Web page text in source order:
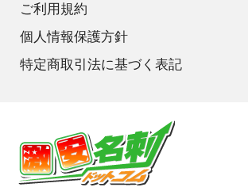
ご利用規約
個人情報保護方針
特定商取引法に基づく表記